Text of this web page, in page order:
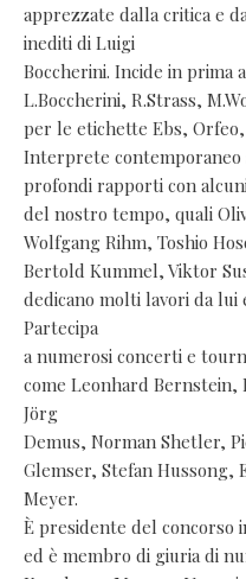
apprezzate dalla critica e
inediti di Luigi
Boccherini. Incide in prima
L.Boccherini, R.Strass,
per le etichette Ebs,
Interprete
profondi rapporti con
del nostro tempo, quali
Wolfgang Rihm, Toshio
Bertold Kummel, Viktor
dedicano molti lavori da lui
Partecipa
a numerosi concerti e
come Leonhard Bernstein,
Jörg
Demus, Norman Shetler,
Glemser, Stefan Hussong,
Meyer.
È presidente del concorso
ed è membro di giuria di